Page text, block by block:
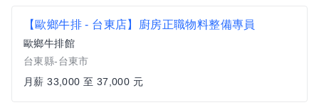
【歐鄉牛排 - 台東店】廚房正職物料整備專員
歐鄉牛排館
台東縣-台東市
月薪 33,000 至 37,000 元